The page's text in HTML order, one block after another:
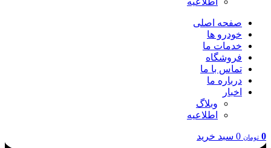
صفحه اصلی
خودرو ها
خدمات ما
فروشگاه
تماس با ما
درباره ما
اخبار
وبلاگ
اطلاعیه
0 تومان 0 سبد خرید